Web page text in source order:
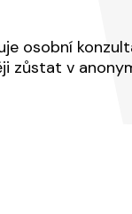
osobní
zůstat v